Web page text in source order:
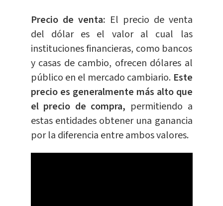
Precio de venta: El precio de venta
del dólar es el valor al cual las
instituciones financieras, como bancos
y casas de cambio, ofrecen dólares al
público en el mercado cambiario. Este
precio es generalmente más alto que
el precio de compra, permitiendo a
estas entidades obtener una ganancia
por la diferencia entre ambos valores.